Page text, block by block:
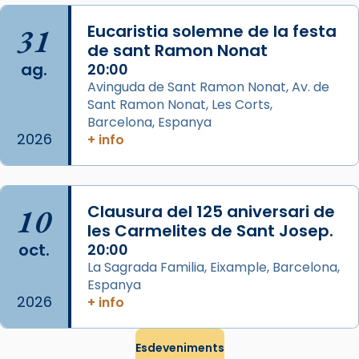
comitè organitzador de la visita apostòlica
del Sant Pare Lleó XIV a Barcelona, i als
col·laboradors, a la Catedral de Barcelona.
L’arquebisbe de Barcelona, el cardenal Joan
Josep Omella, ha presidit la missa i l’ha
concelebrat el bisbe auxiliar de Barcelona,
Mons. David Abadías.
📸 Dr. G. Simón
Photo
View on Facebook Share
Arquebisbat de Barcelona
2 weeks ago
Memòria de les santes Juliana i
Semproniana, verges i màrtirs.
31
ag.
2026
Eucaristia solemne de la festa
de sant Ramon Nonat
20:00
Avinguda de Sant Ramon Nonat, Av. de
Sant Ramon Nonat, Les Corts,
Barcelona, Espanya
+ info
10
oct.
2026
Clausura del 125 aniversari de
les Carmelites de Sant Josep.
20:00
La Sagrada Familia, Eixample, Barcelona,
Espanya
+ info
Esdeveniments